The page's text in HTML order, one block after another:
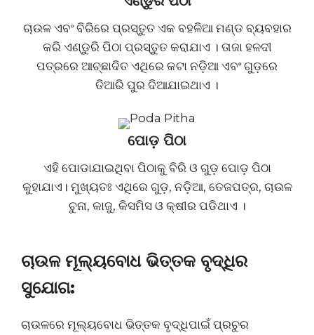
ଚାଉଳ ଏବଂ ବିରିରେ ପ୍ରସ୍ତୁତ ଏକ ବହଳିଆ ମଣ୍ଡ ବ୍ୟବହାର
କରି ଏଣ୍ଡୁରି ପିଠା ପ୍ରସ୍ତୁତ କରାଯାଏ । ତାଜା ହଳଦୀ
ପତ୍ରରେ ଆଚ୍ଛାଦିତ ଏଥିରେ କଟା ନଡ଼ିଆ ଏବଂ ଗୁଡ଼ରେ
ତିଆରି ପୁର ଦିଆଯାଇଥାଏ ।
ପୋଡ଼ ପିଠା
ଏହି ପୋଡାଯାଇଥିବା ପିଠାକୁ ବିରି ଓ ଗୁଡ଼ ପୋଡ଼ ପିଠା
କୁହାଯାଏ। ମୁଖ୍ୟତଃ ଏଥିରେ ଗୁଡ଼, ନଡ଼ିଆ, ତେଜପତ୍ର, ଚାଉଳ
ଚୁନା, କାଜୁ, କିସମିସ ଓ କ୍ଷୀର ପଡିଥାଏ ।
ଚାଉଳ ମୂଲ୍ୟବୋଧ ଭିତ୍ତକ ବୃଦ୍ଧିର
ସୁଯୋଗ:
ଚାଉଳରେ ମୂଲ୍ୟବୋଧ ଭିତ୍ତକ ବୃଦ୍ଧିପାଇଁ ପ୍ରଚୁର